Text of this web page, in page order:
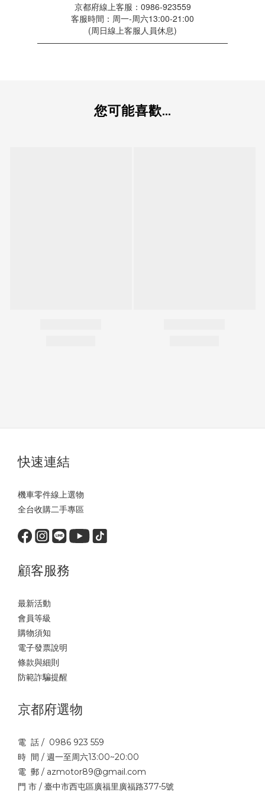
京都府線上客服：0986-923559
客服時間：周一-周六13:00-21:00
(周日線上客服人員休息)
———————————————————————
您可能喜歡...
快速連結
機車零件線上選物
全台收購二手專區
顧客服務
最新活動
會員等級
購物須知
電子發票說明
條款與細則
防範詐騙提醒
京都府選物
電 話 / 0986 923 559
時 間 / 週一至周六13:00~20:00
電 郵 / azmotor89@gmail.com
門 市 / 臺中市西屯區廣福里廣福路377-5號